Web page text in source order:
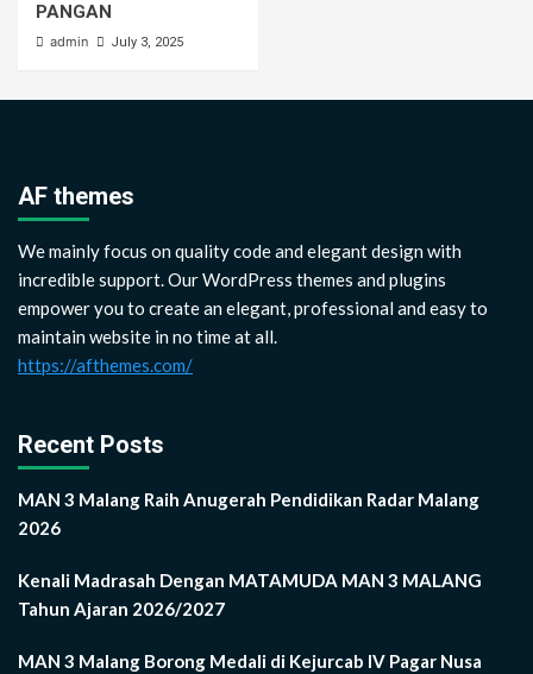
PANGAN
admin July 3, 2025
AF themes
We mainly focus on quality code and elegant design with
incredible support. Our WordPress themes and plugins
empower you to create an elegant, professional and easy to
maintain website in no time at all.
https://afthemes.com/
Recent Posts
MAN 3 Malang Raih Anugerah Pendidikan Radar Malang
2026
Kenali Madrasah Dengan MATAMUDA MAN 3 MALANG
Tahun Ajaran 2026/2027
MAN 3 Malang Borong Medali di Kejurcab IV Pagar Nusa